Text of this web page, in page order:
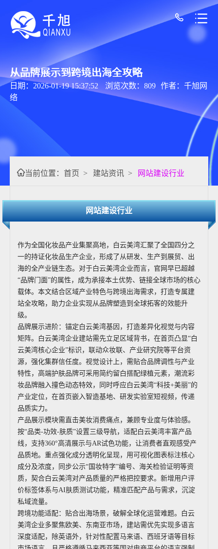
从品牌展示到跨境出海全攻略
日期：2026-01-19 15:37:52 浏览次数：809 作者：千旭网
络
当前位置： 首页 > 建站资讯 > 网站建设行业
网站建设行业
作为全国化妆品产业集聚高地，白云美湾汇聚了全国四分之
一的持证化妆品生产企业，形成了从研发、生产到展贸、出
海的全产业链生态。对于白云美湾企业而言，官网早已超越
“品牌门面”的属性，成为承接本土优势、链接全球市场的核心
载体。本文结合区域产业特色与跨境出海需求，打造专属建
站全攻略，助力企业实现从品牌塑造到全球拓客的效能升
级。
品牌展示进阶：锚定白云美湾基因，打造差异化视觉与内容
矩阵。白云美湾企业建站需先立足区域背书，在首页凸显“白
云美湾核心企业”标识，联动众妆联、产业研究院等平台资
源，强化集群信任度。视觉设计上，需贴合品牌调性与产业
特性，高端护肤品牌可采用简约留白搭配绿植元素，潮流彩
妆品牌融入撞色动态特效，同时呼应白云美湾“科技+美丽”的
产业定位，在首页嵌入智造基地、研发实验室短视频，传递
品质实力。
产品展示模块需直击美妆消费痛点，兼顾专业度与体验感。
按“品类-功效-肤质”设置三级导航，适配白云美湾丰富产品
线，支持360°高清展示与AR试色功能，让消费者直观感受产
品质地。重点强化成分透明化呈现，用可视化图表标注核心
成分及浓度，同步公示“国妆特字”编号、海关检验证明等资
质，契合白云美湾对产品质量的严格把控要求。新增用户评
价标签体系与AI肤质测试功能，精准匹配产品与需求，沉淀
私域流量。
跨境功能适配：贴合出海场景，破解全球化运营难题。白云
美湾企业多聚焦欧美、东南亚市场，建站需优先实现多语言
深度适配，除英语外，针对性配置马来语、西班牙语等目标